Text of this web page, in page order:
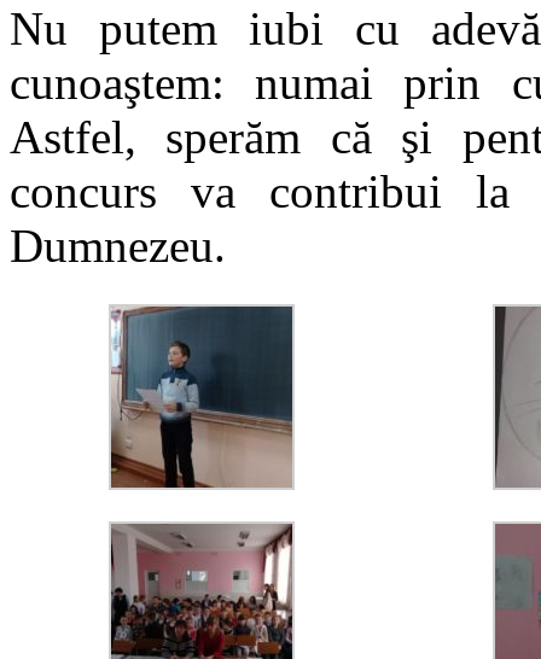
Nu putem iubi cu
cunoaştem: numai prin
Astfel, sperăm că şi
concurs va contribui
Dumnezeu.